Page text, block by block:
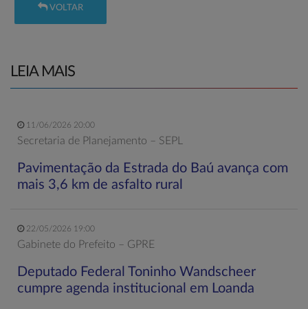
VOLTAR
LEIA MAIS
11/06/2026 20:00
Secretaria de Planejamento – SEPL
Pavimentação da Estrada do Baú avança com
mais 3,6 km de asfalto rural
22/05/2026 19:00
Gabinete do Prefeito – GPRE
Deputado Federal Toninho Wandscheer
cumpre agenda institucional em Loanda